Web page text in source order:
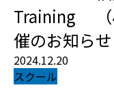
Training （
催のお知らせ
2024.12.20
スクール